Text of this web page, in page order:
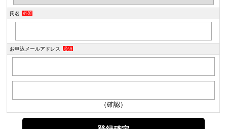
氏名 必須
お申込メールアドレス 必須
（確認）